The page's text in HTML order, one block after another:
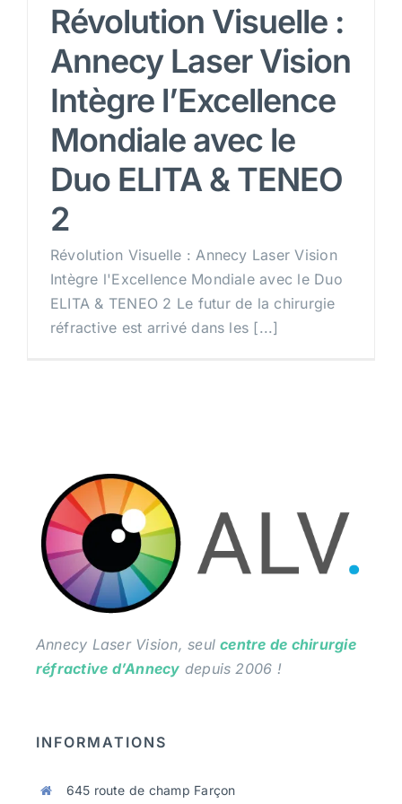
RDV
Révolution Visuelle :
Annecy Laser Vision
Intègre l’Excellence
Mondiale avec le
Duo ELITA & TENEO
2
Révolution Visuelle : Annecy Laser Vision
Intègre l'Excellence Mondiale avec le Duo
ELITA & TENEO 2 Le futur de la chirurgie
réfractive est arrivé dans les [...]
Annecy Laser Vision, seulcentre de chirurgie
réfractive d’Annecy depuis 2006 !
INFORMATIONS
645 route de champ Farçon